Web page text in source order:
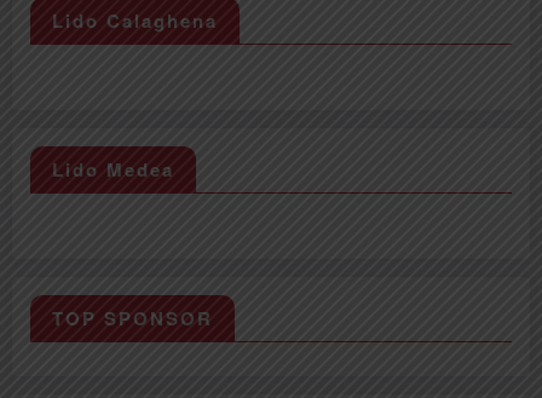
Lido Calaghena
Lido Medea
TOP SPONSOR